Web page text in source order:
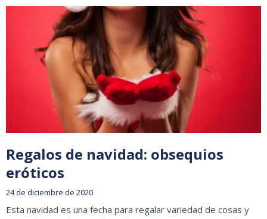
Regalos de navidad: obsequios
eróticos
24 de diciembre de 2020
Esta navidad es una fecha para regalar variedad de cosas y